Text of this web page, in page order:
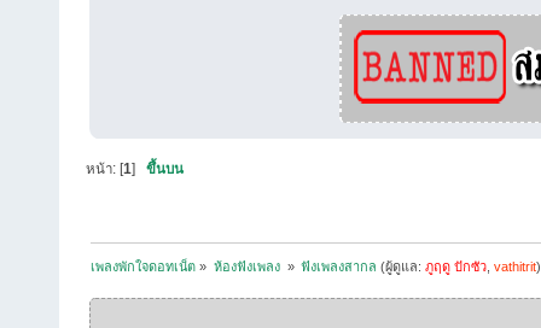
หน้า: [1]ขึ้นบน
เพลงพักใจดอทเน็ต » ห้องฟังเพลง » ฟังเพลงสากล (ผู้ดูแล:ภูฤดู ปักซัว ,vathitrit